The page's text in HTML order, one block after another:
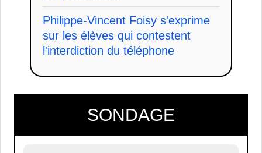
Philippe-Vincent Foisy s'exprime
sur les élèves qui contestent
l'interdiction du téléphone
SONDAGE